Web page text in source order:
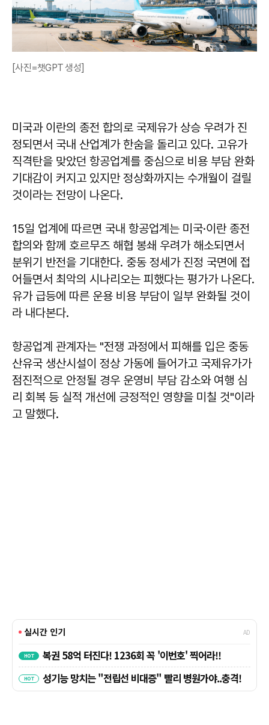
[사진=챗GPT 생성]
미국과 이란의 종전 합의로 국제유가 상승 우려가 진
정되면서 국내 산업계가 한숨을 돌리고 있다. 고유가
직격탄을 맞았던 항공업계를 중심으로 비용 부담 완화
기대감이 커지고 있지만 정상화까지는 수개월이 걸릴
것이라는 전망이 나온다.
15일 업계에 따르면 국내 항공업계는 미국·이란 종전
합의와 함께 호르무즈 해협 봉쇄 우려가 해소되면서
분위기 반전을 기대한다. 중동 정세가 진정 국면에 접
어들면서 최악의 시나리오는 피했다는 평가가 나온다.
유가 급등에 따른 운용 비용 부담이 일부 완화될 것이
라 내다본다.
항공업계 관계자는 "전쟁 과정에서 피해를 입은 중동
산유국 생산시설이 정상 가동에 들어가고 국제유가가
점진적으로 안정될 경우 운영비 부담 감소와 여행 심
리 회복 등 실적 개선에 긍정적인 영향을 미칠 것"이라
고 말했다.